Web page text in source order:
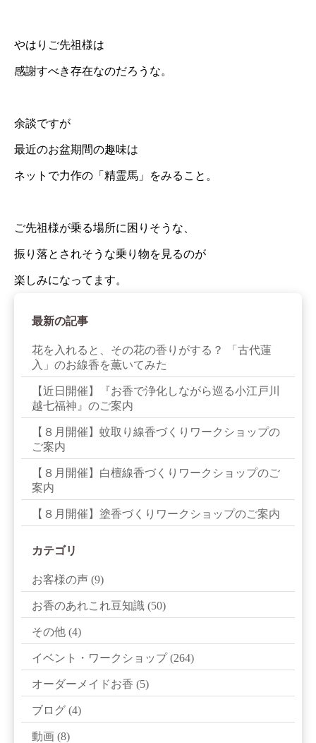
やはりご先祖様は
感謝すべき存在なのだろうな。
余談ですが
最近のお盆期間の趣味は
ネットで力作の「精霊馬」をみること。
ご先祖様が乗る場所に困りそうな、
振り落とされそうな乗り物を見るのが
楽しみになってます。
最新の記事
花を入れると、その花の香りがする？ 「古代蓮
入」のお線香を薫いてみた
【近日開催】『お香で浄化しながら巡る小江戸川
越七福神』のご案内
【８月開催】蚊取り線香づくりワークショップの
ご案内
【８月開催】白檀線香づくりワークショップのご
案内
【８月開催】塗香づくりワークショップのご案内
カテゴリ
お客様の声 (9)
お香のあれこれ豆知識 (50)
その他 (4)
イベント・ワークショップ(264)
オーダーメイドお香 (5)
ブログ (4)
動画 (8)